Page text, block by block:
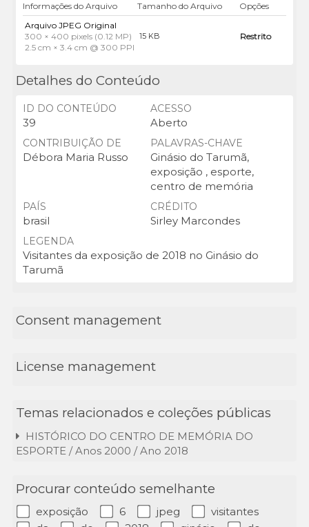
Informações do Arquivo Tamanho do Arquivo
Opções
Arquivo JPEG Original
300 × 400 pixels (0.12 MP)
2.5 cm × 3.4 cm @ 300 PPI
15 KB Restrito
Detalhes do Conteúdo
ID DO CONTEÚDO
39
ACESSO
Aberto
CONTRIBUIÇÃO DE
Débora Maria Russo
PALAVRAS-CHAVE
Ginásio do Tarumã,
exposição , esporte,
centro de memória
PAÍS
brasil
CRÉDITO
Sirley Marcondes
LEGENDA
Visitantes da exposição de 2018 no Ginásio do
Tarumã
Consent management
License management
Temas relacionados e coleções públicas
HISTÓRICO DO CENTRO DE MEMÓRIA DO
ESPORTE / Anos 2000 / Ano 2018
Procurar conteúdo semelhante
exposição 6 jpeg
visitantes